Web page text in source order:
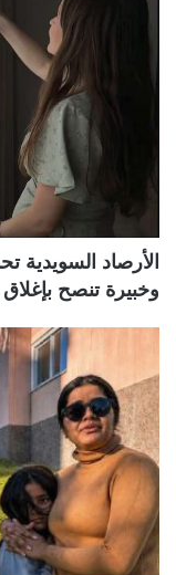
وخبيرة تنصح بإغلاق